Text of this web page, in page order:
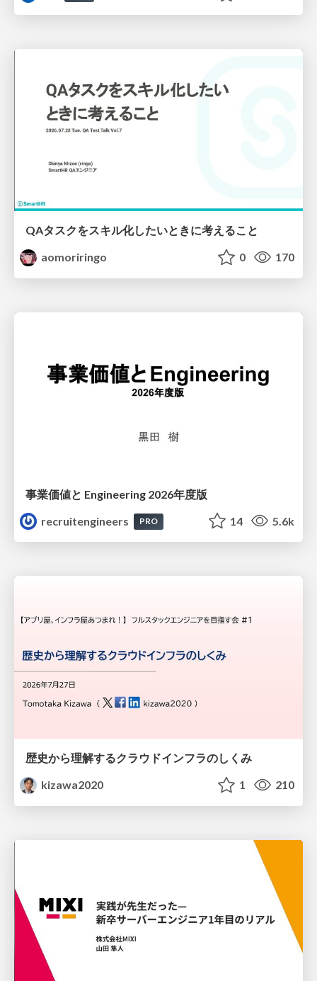
QAタスクをスキル化したいときに考えること
aomoriringo
0 170
事業価値と Engineering 2026年度版
recruitengineers
PRO 14 5.6k
歴史から理解するクラウドインフラのしくみ
kizawa2020
1 210